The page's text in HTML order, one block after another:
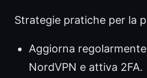
Strategie pratiche per la
Aggiorna
NordVPN e attiva 2FA.